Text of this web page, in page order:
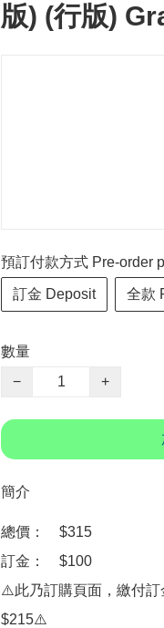
版) (行版)
預訂付款方式 Pre-order
訂金 Deposit 全款
數量
−
+
簡介
總價：　$315
訂金：　$100
⚠️此乃訂購頁面，繳付訂
$215⚠️